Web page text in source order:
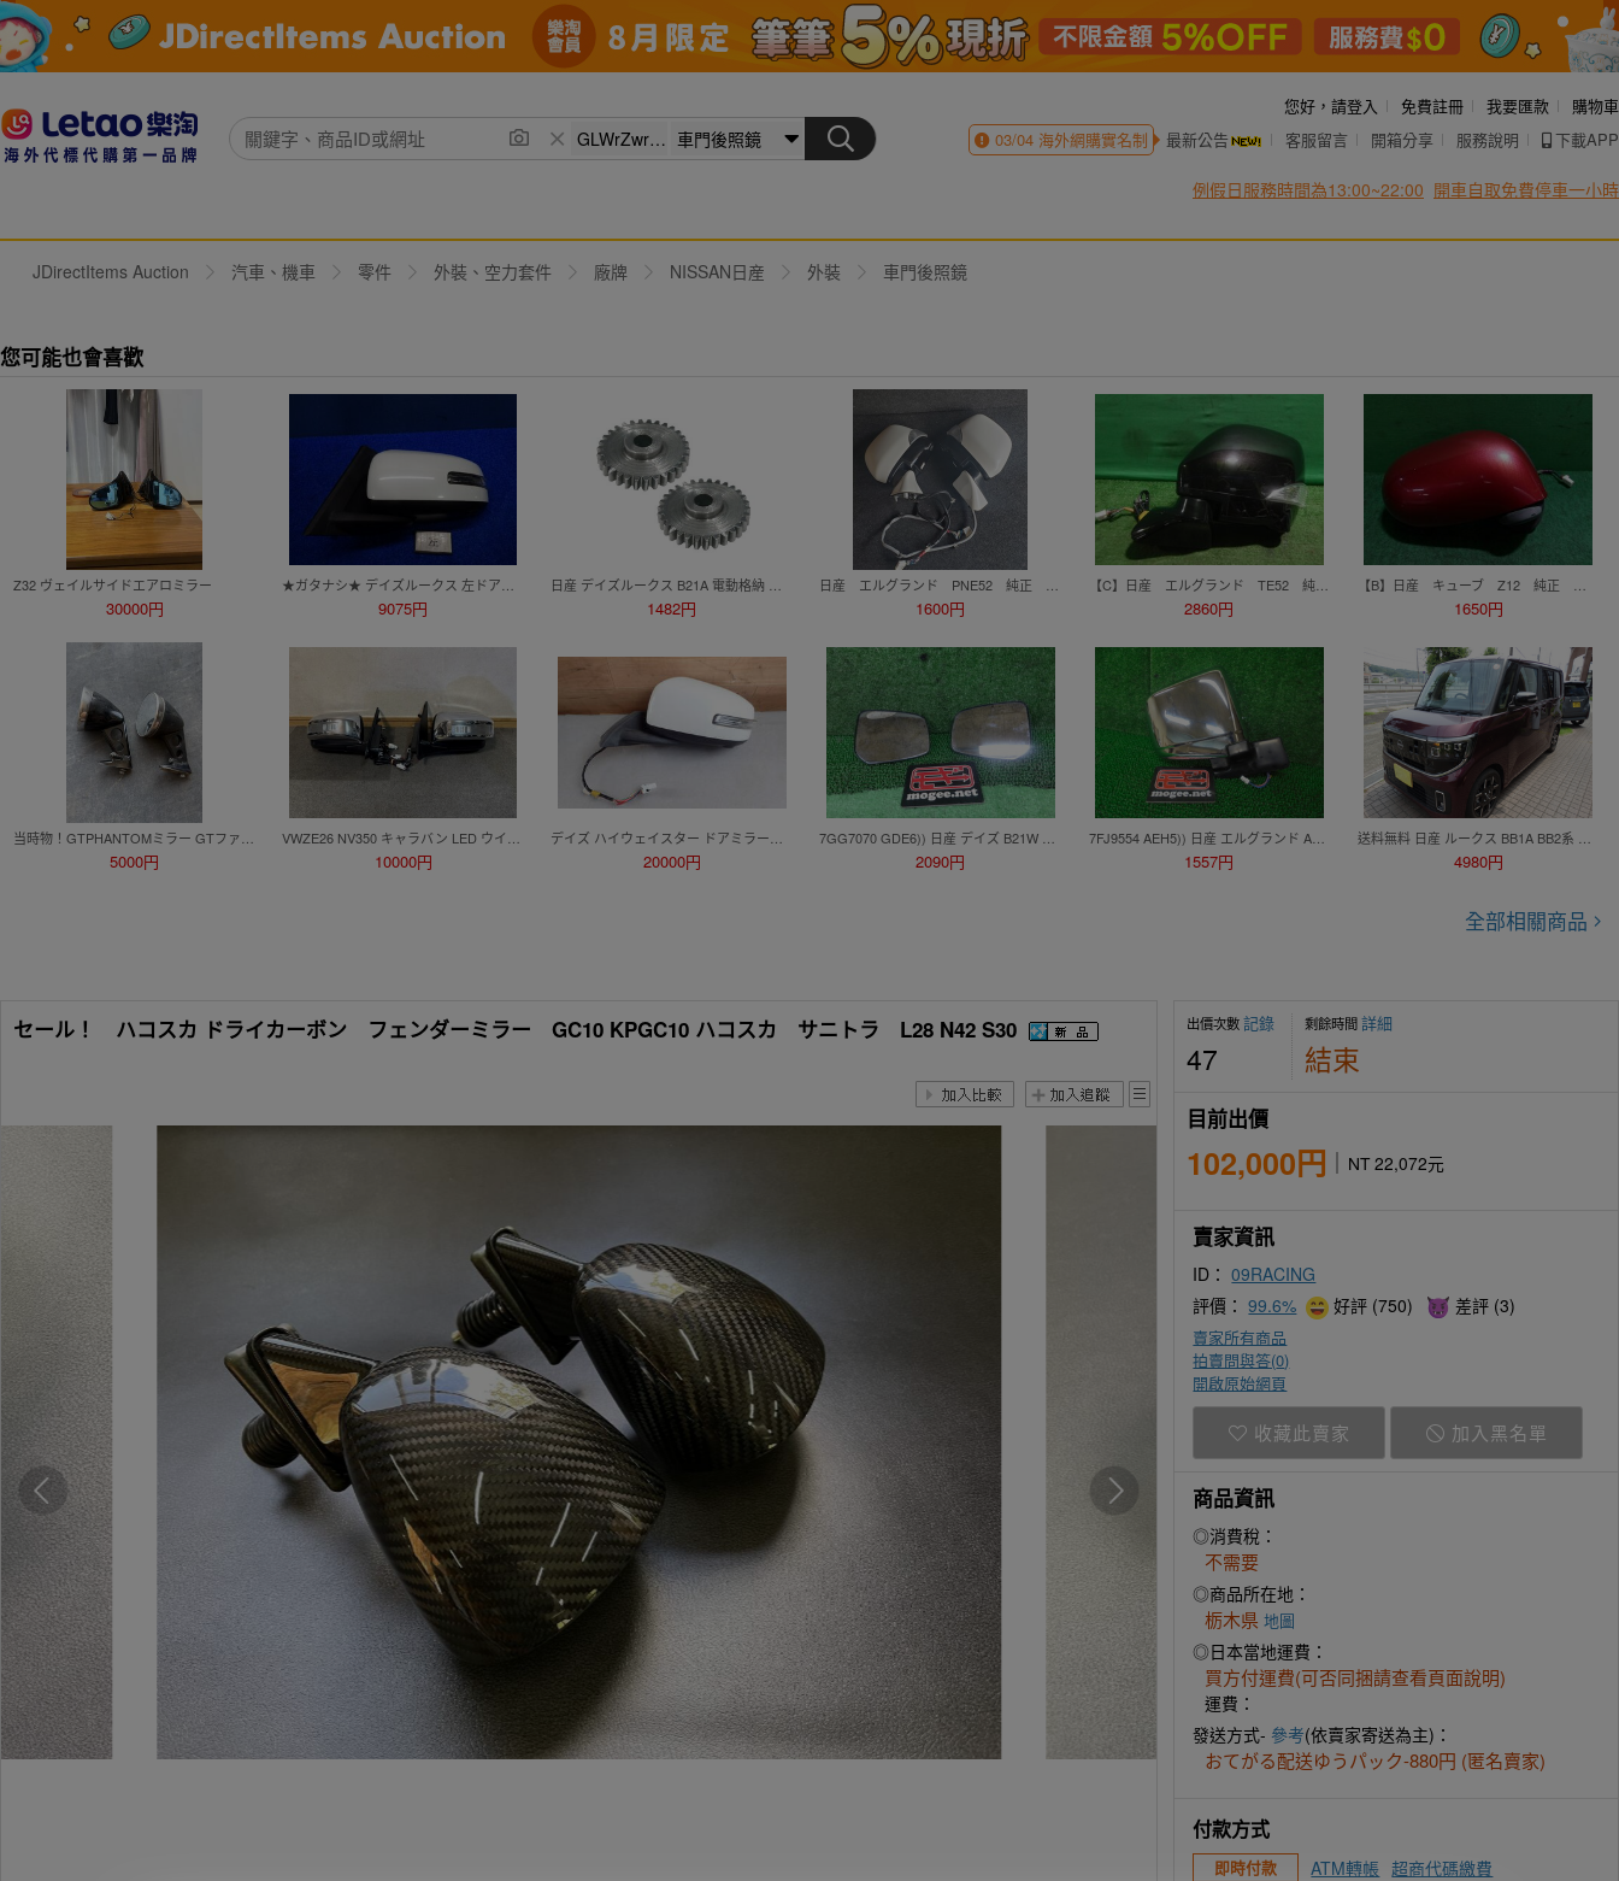
您好， 請登入 免費註冊 我要匯款
購物車
03/04海外網購實名制 最新公告 客服留言 開箱分享 服務說明 下載APP
例假日服務時間為13:00~22:00 開車自取免費停車一小時
JDirectItems Auction 汽車、機車 零件 外裝、空力套件 廠牌 NISSAN日産 外裝 車門後照鏡
您可能也會喜歡
Z32 ヴェイルサイドエアロミラー
30000円 9075円 1482円 1600円
【C】日産 エルグランド TE52 純正 左ドアミラー 電動格納 ターン付き カメラ付き 13P ファントムブラックパール
2860円 1650円
5000円 10000円 20000円 2090円
7FJ9554 AEH5)) 日産 エルグランド APWE50 後期型 メモリアル 純正 電格サイドドアミラー右 ムラカミ5672 カプラ5ピン
1557円 4980円
全部相關商品
セール！ ハコスカ ドライカーボン フェンダーミラー GC10 KPGC10 ハコスカ サニトラ L28 N42 S30 出價次數記錄
47
剩餘時間詳細
結束
目前出價
102,000円 NT 22,072元
賣家資訊
ID：09RACING
評價：99.6% 好評 (750) 差評 (3)
賣家所有商品
拍賣問與答(0)
開啟原始網頁
收藏此賣家 加入黑名單
商品資訊
◎消費稅：
不需要
◎商品所在地：
栃木県 地圖
◎日本當地運費：
買方付運費(可否同捆請查看頁面說明)
運費：
發送方式- 參考(依賣家寄送為主)：
おてがる配送ゆうパック-880円 (匿名賣家)
付款方式
即時付款 ATM轉帳 超商代碼繳費